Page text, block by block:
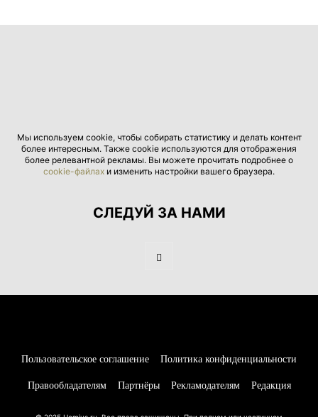
Мы используем cookie, чтобы собирать статистику и делать контент
более интересным. Также cookie используются для отображения
более релевантной рекламы. Вы можете прочитать подробнее о
cookie-файлах и изменить настройки вашего браузера.
СЛЕДУЙ ЗА НАМИ
Пользовательское соглашение Политика конфиденциальности
Правообладателям Партнёры Рекламодателям Редакция